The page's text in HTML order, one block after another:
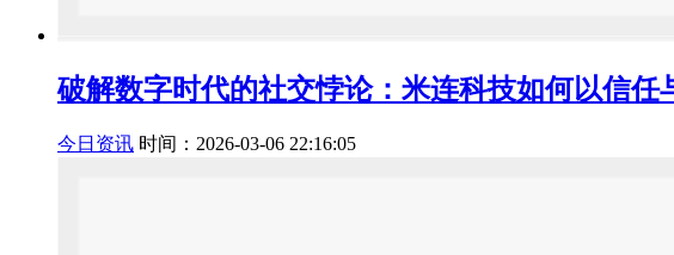
破解数字时代的社交悖论：米连科技如何以信任
今日资讯 时间：2026-03-06 22:16:05